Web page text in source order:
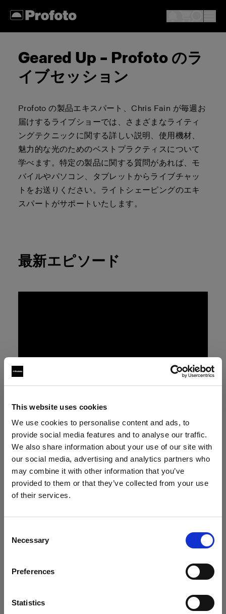
This website uses cookies
We use cookies to personalise content and ads, to
provide social media features and to analyse our traffic.
We also share information about your use of our site with
our social media, advertising and analytics partners who
may combine it with other information that you’ve
provided to them or that they’ve collected from your use
of their services.
Selection
Necessary
Preferences
Statistics
地域を変更しますか？
Italy
Geared Up – Profoto のラ
イブセッション
Profoto の製品エキスパート、Chris Fain が毎週お
届けするライブショーでは、さまざまなライティ
ングテクニックに関する詳しい説明、使用機材、
魅力的な光のためのベストプラクティスについて
学べます。特定の製品に関する質問があれば、モ
バイルやパソコン、タブレットからライブチャッ
トをお送りください。ライトシェーピングのエキ
スパートがサポートいたします。
最新エピソード
1 つのツールで 2 種類のライトを
Geared Up の今回のエピソードでは、Chris が1つ
のライトシェーピングツールで 2 種類のライトを
作り出す方法について解説しています。どのよう
テクニックがどのように機能するのかを学ぶこと